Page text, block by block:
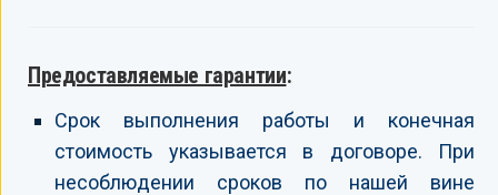
Предоставляемые гарантии:
Срок выполнения работы и конечная
стоимость указывается в договоре. При
несоблюдении сроков по нашей вине